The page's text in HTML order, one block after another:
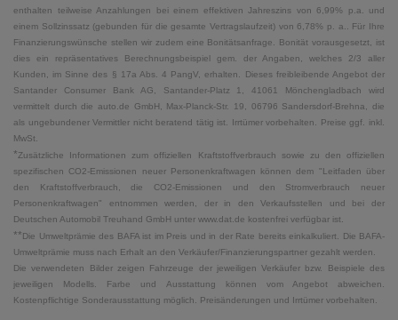
enthalten teilweise Anzahlungen bei einem effektiven Jahreszins von 6,99% p.a. und
einem Sollzinssatz (gebunden für die gesamte Vertragslaufzeit) von 6,78% p. a.. Für Ihre
Finanzierungswünsche stellen wir zudem eine Bonitätsanfrage. Bonität vorausgesetzt, ist
dies ein repräsentatives Berechnungsbeispiel gem. der Angaben, welches 2/3 aller
Kunden, im Sinne des § 17a Abs. 4 PangV, erhalten. Dieses freibleibende Angebot der
Santander Consumer Bank AG, Santander-Platz 1, 41061 Mönchengladbach wird
vermittelt durch die auto.de GmbH, Max-Planck-Str. 19, 06796 Sandersdorf-Brehna, die
als ungebundener Vermittler nicht beratend tätig ist. Irrtümer vorbehalten. Preise ggf. inkl.
MwSt.
*Zusätzliche Informationen zum offiziellen Kraftstoffverbrauch sowie zu den offiziellen
spezifischen CO2-Emissionen neuer Personenkraftwagen können dem "Leitfaden über
den Kraftstoffverbrauch, die CO2-Emissionen und den Stromverbrauch neuer
Personenkraftwagen" entnommen werden, der in den Verkaufsstellen und bei der
Deutschen Automobil Treuhand GmbH unter www.dat.de kostenfrei verfügbar ist.
**Die Umweltprämie des BAFA ist im Preis und in der Rate bereits einkalkuliert. Die BAFA-
Umweltprämie muss nach Erhalt an den Verkäufer/Finanzierungspartner gezahlt werden.
Die verwendeten Bilder zeigen Fahrzeuge der jeweiligen Verkäufer bzw. Beispiele des
jeweiligen Modells. Farbe und Ausstattung können vom Angebot abweichen.
Kostenpflichtige Sonderausstattung möglich. Preisänderungen und Irrtümer vorbehalten.